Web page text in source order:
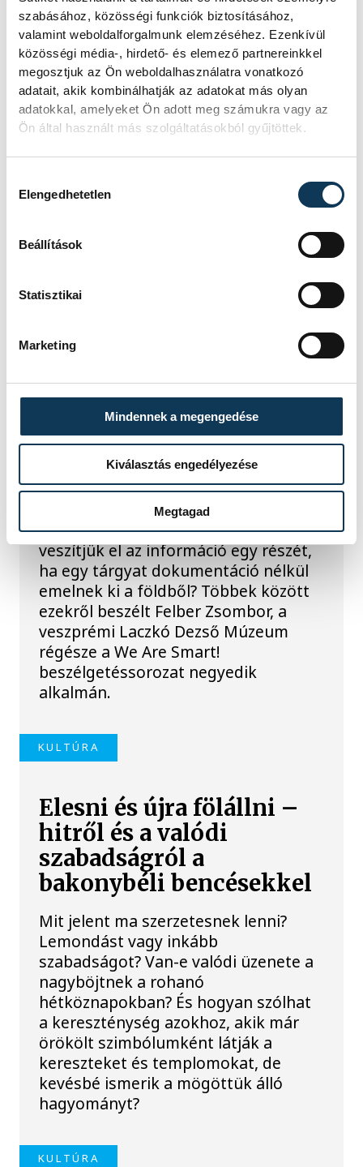
szabásához, közösségi funkciók biztosításához,
valamint weboldalforgalmunk elemzéséhez. Ezenkívül
közösségi média-, hirdető- és elemező partnereinkkel
megosztjuk az Ön weboldalhasználatra vonatkozó
adatait, akik kombinálhatják az adatokat más olyan
adatokkal, amelyeket Ön adott meg számukra vagy az
Ön által használt más szolgáltatásokból gyűjtöttek.
Elengedhetetlen
Beállítások
Statisztikai
Marketing
Mindennek a megengedése
Kiválasztás engedélyezése
Megtagad
SZERZŐ
vehir.hu
TOVÁBBI CIKKEK
A lelet önmagában még
nem történet – Felber
Zsombor régész a föld
alatt rejtőző múltról
Mitől lesz egy régészeti lelet valódi
történeti forrás? Miért lehet fontos
egy törött cserépdarab, és miért
veszítjük el az információ egy részét,
ha egy tárgyat dokumentáció nélkül
emelnek ki a földből? Többek között
ezekről beszélt Felber Zsombor, a
veszprémi Laczkó Dezső Múzeum
régésze a We Are Smart!
beszélgetéssorozat negyedik
alkalmán.
KULTÚRA
Elesni és újra fölállni –
hitről és a valódi
szabadságról a
bakonybéli bencésekkel
Mit jelent ma szerzetesnek lenni?
Lemondást vagy inkább
szabadságot? Van-e valódi üzenete a
nagyböjtnek a rohanó
hétköznapokban? És hogyan szólhat
a kereszténység azokhoz, akik már
örökölt szimbólumként látják a
kereszteket és templomokat, de
kevésbé ismerik a mögöttük álló
hagyományt?
KULTÚRA